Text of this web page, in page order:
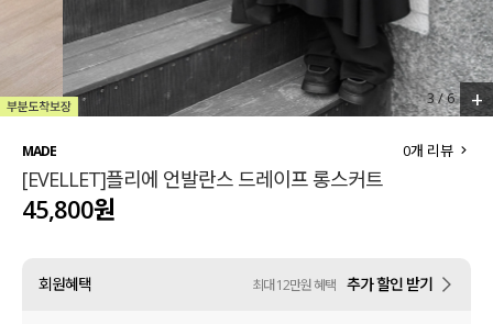
살안타템
110사이즈
티셔츠
셔츠
스커트
언더웨어
3/6 +
MADE
[EVELLET]플리에 언발란스 드레이프 롱스커트
0개 리뷰
45,800원
회원혜택 최대 12만원 혜택 추가 할인 받기